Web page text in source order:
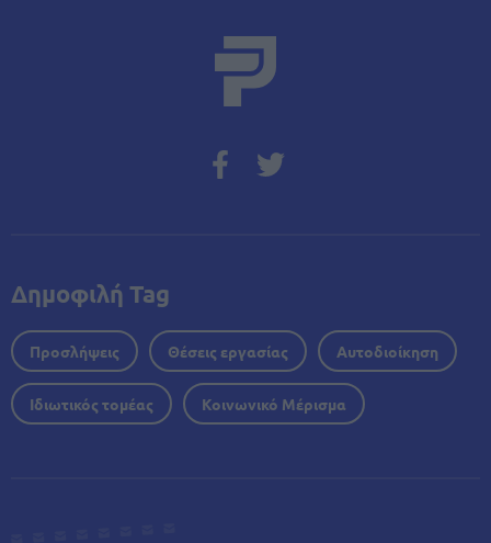
Δημοφιλή Tag
Προσλήψεις Θέσεις εργασίας Αυτοδιοίκηση
Ιδιωτικός τομέας Κοινωνικό Μέρισμα